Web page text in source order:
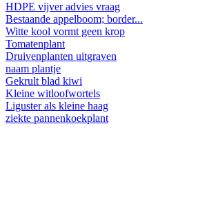
HDPE vijver advies vraag
Bestaande appelboom; border...
Witte kool vormt geen krop
Tomatenplant
Druivenplanten uitgraven
naam plantje
Gekrult blad kiwi
Kleine witloofwortels
Liguster als kleine haag
ziekte pannenkoekplant